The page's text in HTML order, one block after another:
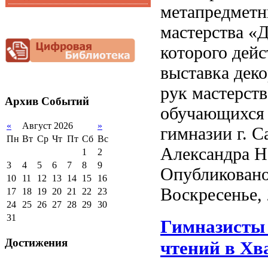
Снижение
документационной
нагрузки
Архив Событий
« Август 2026
»
Пн Вт Ср Чт Пт Сб Вс
1
2
3
4 5 6 7 8
9
10
11 12 13 14 15
16
17
18 19 20 21 22 23
24 25 26 27 28 29 30
31
Достижения
мастерства
которого
выставка
рук
обучающихся
гимназии г.
Александра
Гимназисты
чтений в